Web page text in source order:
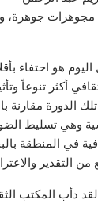
مجوهرات جوهرة،
هو احتفاء
أكثر تنوعاً
مقارنة
وهي تسليط
في المنطقة
دأب المكتب